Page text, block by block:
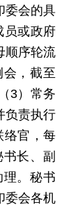
委会的具
员或政府
顺序轮流
，截至
3）常务
负责执行
络官，每
长、副
。秘书
委会各机